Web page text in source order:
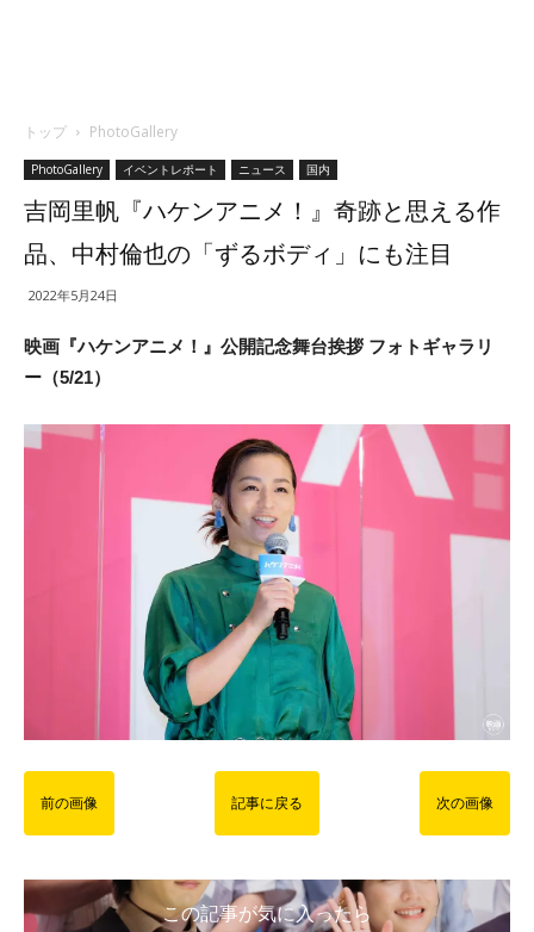
トップ PhotoGallery
PhotoGallery イベントレポート ニュース 国内
吉岡里帆『ハケンアニメ！』奇跡と思える作
品、中村倫也の「ずるボディ」にも注目
2022年5月24日
映画『ハケンアニメ！』公開記念舞台挨拶 フォトギャラリ
ー（5/21）
前の画像 記事に戻る 次の画像
この記事が気に入ったら